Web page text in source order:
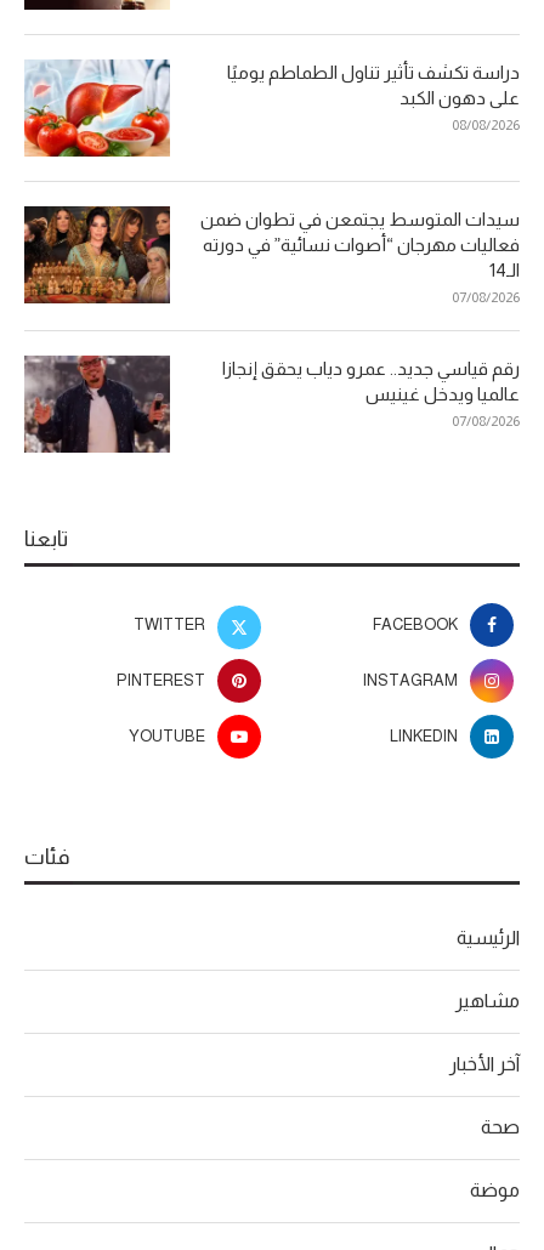
دراسة تكشف تأثير تناول الطماطم يوميًا
على دهون الكبد
08/08/2026
سيدات المتوسط يجتمعن في تطوان ضمن
فعاليات مهرجان “أصوات نسائية” في دورته
الـ14
07/08/2026
رقم قياسي جديد.. عمرو دياب يحقق إنجازا
عالميا ويدخل غينيس
07/08/2026
تابعنا
FACEBOOK
TWITTER
INSTAGRAM
PINTEREST
LINKEDIN
YOUTUBE
فئات
الرئيسية
مشاهير
آخر الأخبار
صحة
موضة